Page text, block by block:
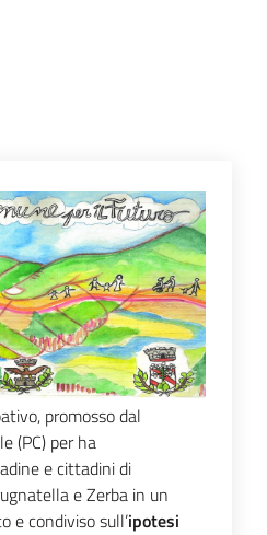
promosso dal
(PC) per ha
e cittadini di
e Zerba in un
e condiviso sull’ipotesi